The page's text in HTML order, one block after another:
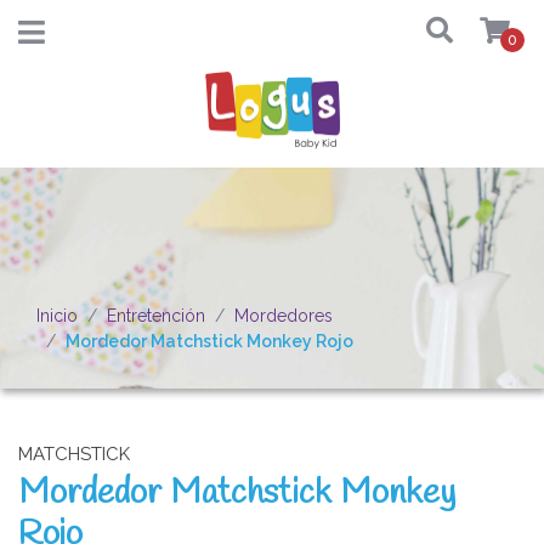
0
Inicio Entretención
Mordedores
Mordedor Matchstick Monkey Rojo
MATCHSTICK
Mordedor Matchstick Monkey